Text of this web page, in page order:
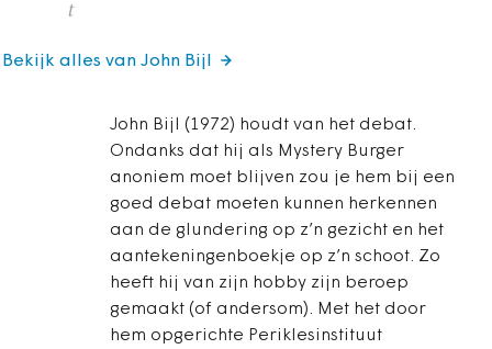
t
John Bijl (1972) houdt van het debat.
Ondanks dat hij als Mystery Burger
anoniem moet blijven zou je hem bij een
goed debat moeten kunnen herkennen
aan de glundering op z’n gezicht en het
aantekeningenboekje op z’n schoot. Zo
heeft hij van zijn hobby zijn beroep
gemaakt (of andersom). Met het door
hem opgerichte Periklesinstituut
Bekijk alles van John Bijl